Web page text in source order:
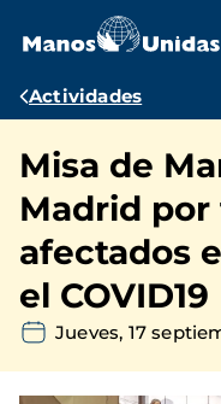
contenido
Ruta
navegación
Actividades
Misa de
Madrid por
afectados
el COVID19
Jueves, 17